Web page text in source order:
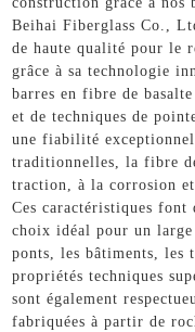
Beihai Fiberglass Co.,
de haute qualité pour le
grâce à sa technologie
barres en fibre de
et de techniques de
une fiabilité
traditionnelles, la fibre
traction, à la corrosion
Ces caractéristiques font
choix idéal pour un
ponts, les bâtiments, les
propriétés techniques
sont également
fabriquées à partir de